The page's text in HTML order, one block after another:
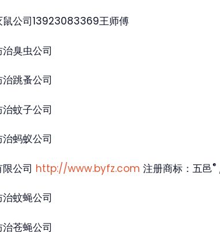
鼠公司13923083369王师傅
臭虫公司
跳蚤公司
蚊子公司
蚂蚁公司
公司 http://www.byfz.com 注册商标：五邑®
蚊蝇公司
苍蝇公司